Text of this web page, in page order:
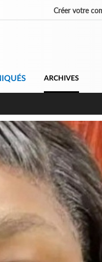
Créer votre
ARCHIVES
campagne contre les